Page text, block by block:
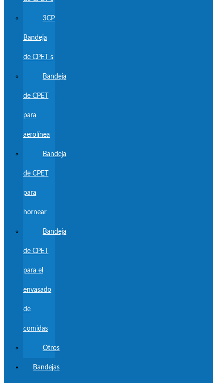
3CP
Bandeja
de CPET s
Bandeja
de CPET
para
aerolínea
Bandeja
de CPET
para
hornear
Bandeja
de CPET
para el
envasado
de
comidas
Otros
Bandejas